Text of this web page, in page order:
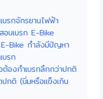
บรกจักรยานไฟฟ้า
บเบรก E-Bike
Bike กำลังมีปัญหา
บรก
ต้องกำเบรกลึกกว่าปกติ
กติ (นิ่มหรือแข็งเกิน